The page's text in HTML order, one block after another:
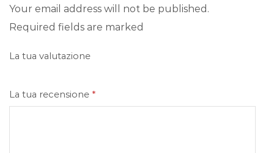
Your email address will not be published.
Required fields are marked
La tua valutazione
La tua recensione *